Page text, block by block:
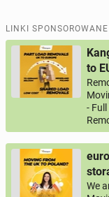
LINKI SPONSOROWANE
to
-
We